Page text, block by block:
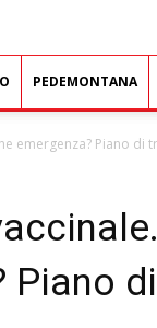
PEDEMONTANA
emergenza? Piano di
Piano di